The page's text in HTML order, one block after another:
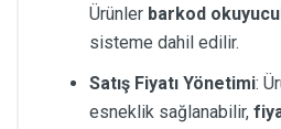
Ürünler barkod
sisteme dahil edilir.
Satış Fiyatı Yönetimi:
esneklik sağlanabilir,